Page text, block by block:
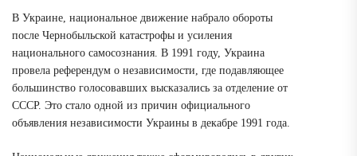
В Украине, национальное движение набрало обороты
после Чернобыльской катастрофы и усиления
национального самосознания. В 1991 году, Украина
провела референдум о независимости, где подавляющее
большинство голосовавших высказались за отделение от
СССР. Это стало одной из причин официального
объявления независимости Украины в декабре 1991 года.